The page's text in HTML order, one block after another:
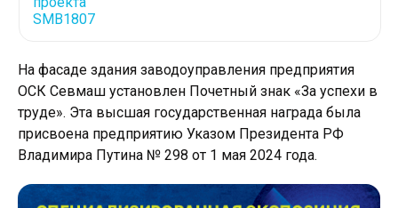
На фасаде здания заводоуправления предприятия
ОСК Севмаш установлен Почетный знак «За успехи в
труде». Эта высшая государственная награда была
присвоена предприятию Указом Президента РФ
Владимира Путина № 298 от 1 мая 2024 года.